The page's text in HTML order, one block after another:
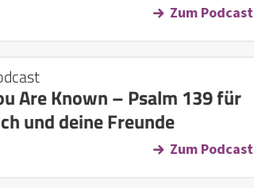
Zum Podcast
Are Known – Psalm 139 für
und deine Freunde
Zum Podcast